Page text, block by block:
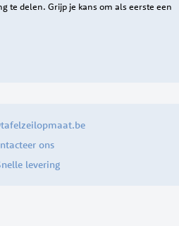
te delen. Grijp je kans om als eerste een
ons
levering